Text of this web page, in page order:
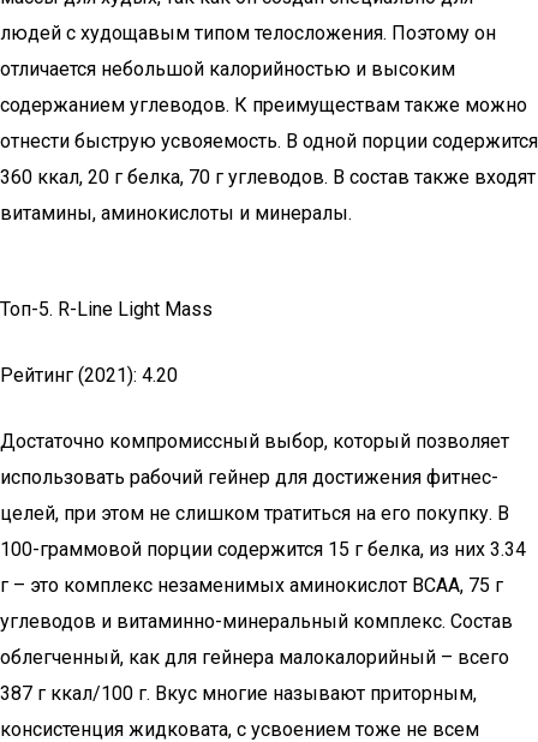
людей с худощавым типом телосложения. Поэтому он
отличается небольшой калорийностью и высоким
содержанием углеводов. К преимуществам также можно
отнести быструю усвояемость. В одной порции содержится
360 ккал, 20 г белка, 70 г углеводов. В состав также входят
витамины, аминокислоты и минералы.
Топ-5. R-Line Light Mass
Рейтинг (2021): 4.20
Достаточно компромиссный выбор, который позволяет
использовать рабочий гейнер для достижения фитнес-
целей, при этом не слишком тратиться на его покупку. В
100-граммовой порции содержится 15 г белка, из них 3.34
г – это комплекс незаменимых аминокислот BCAA, 75 г
углеводов и витаминно-минеральный комплекс. Состав
облегченный, как для гейнера малокалорийный – всего
387 г ккал/100 г. Вкус многие называют приторным,
консистенция жидковата, с усвоением тоже не всем